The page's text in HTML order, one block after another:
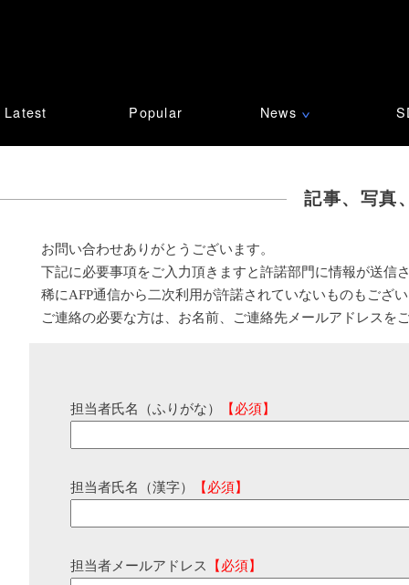
Latest Popular News ∨
記事、写真
お問い合わせありがとうございます。
下記に必要事項をご入力頂きますと許諾部門に情報が送信
稀にAFP通信から二次利用が許諾されていないものもござ
ご連絡の必要な方は、お名前、ご連絡先メールアドレスを
担当者氏名（ふりがな） 【必須】
担当者氏名（漢字） 【必須】
担当者メールアドレス 【必須】